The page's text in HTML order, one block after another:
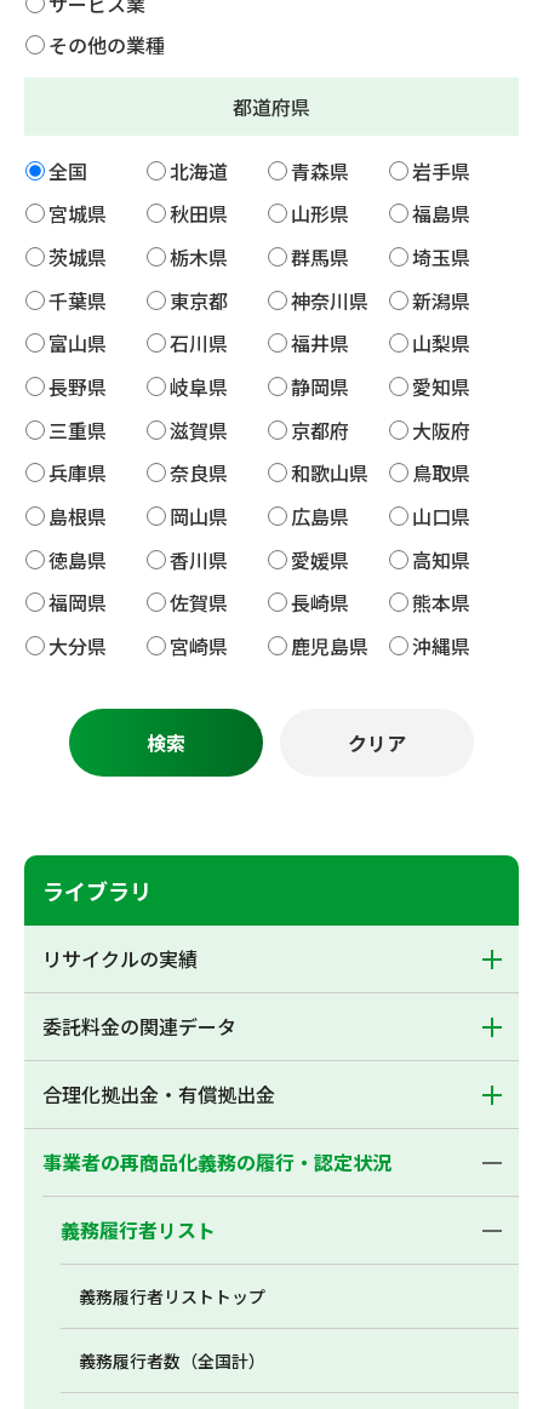
その他の業種
都道府県
全国 北海道 青森県
岩手県
宮城県
秋田県 山形県
福島県
茨城県
栃木県 群馬県
埼玉県
千葉県
東京都 神奈川県
新潟県
富山県
石川県 福井県
山梨県
長野県
岐阜県 静岡県
愛知県
三重県
滋賀県 京都府
大阪府
兵庫県
奈良県 和歌山県
鳥取県
島根県
岡山県 広島県
山口県
徳島県
香川県 愛媛県
高知県
福岡県
佐賀県 長崎県
熊本県
大分県
宮崎県 鹿児島県 沖縄県
ライブラリ
リサイクルの実績
委託料金の関連データ
合理化拠出金・有償拠出金
事業者の再商品化義務の履行・認定状況
義務履行者リスト
義務履行者リストトップ
義務履行者数（全国計）